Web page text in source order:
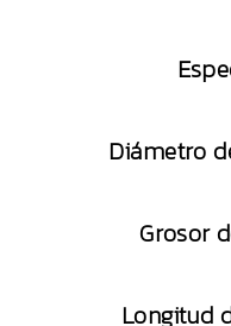
Diámetro
Grosor
Longitud